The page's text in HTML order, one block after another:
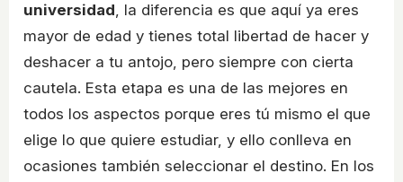
universidad, la diferencia es que aquí ya eres
mayor de edad y tienes total libertad de hacer y
deshacer a tu antojo, pero siempre con cierta
cautela. Esta etapa es una de las mejores en
todos los aspectos porque eres tú mismo el que
elige lo que quiere estudiar, y ello conlleva en
ocasiones también seleccionar el destino. En los